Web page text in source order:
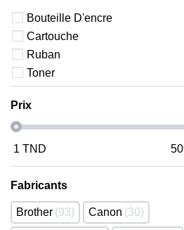
Bouteille D'encre
Cartouche
Ruban
Toner
Prix
1 TND
Fabricants
Brother 93 Canon 30